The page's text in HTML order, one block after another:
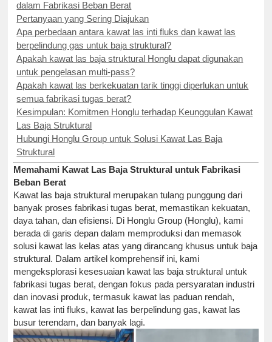
dalam Fabrikasi Beban Berat
Pertanyaan yang Sering Diajukan
Apa perbedaan antara kawat las inti fluks dan kawat las
berpelindung gas untuk baja struktural?
Apakah kawat las baja struktural Honglu dapat digunakan
untuk pengelasan multi-pass?
Apakah kawat las berkekuatan tarik tinggi diperlukan untuk
semua fabrikasi tugas berat?
Kesimpulan: Komitmen Honglu terhadap Keunggulan Kawat
Las Baja Struktural
Hubungi Honglu Group untuk Solusi Kawat Las Baja
Struktural
Memahami Kawat Las Baja Struktural untuk Fabrikasi
Beban Berat
Kawat las baja struktural merupakan tulang punggung dari
banyak proses fabrikasi tugas berat, memastikan kekuatan,
daya tahan, dan efisiensi. Di Honglu Group (Honglu), kami
berada di garis depan dalam memproduksi dan memasok
solusi kawat las kelas atas yang dirancang khusus untuk baja
struktural. Dalam artikel komprehensif ini, kami
mengeksplorasi kesesuaian kawat las baja struktural untuk
fabrikasi tugas berat, dengan fokus pada persyaratan industri
dan inovasi produk, termasuk kawat las paduan rendah,
kawat las inti fluks, kawat las berpelindung gas, kawat las
busur terendam, dan banyak lagi.